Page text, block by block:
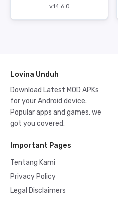
v14.6.0
Lovina Unduh
Download Latest MOD APKs
for your Android device.
Popular apps and games, we
got you covered.
Important Pages
Tentang Kami
Privacy Policy
Legal Disclaimers